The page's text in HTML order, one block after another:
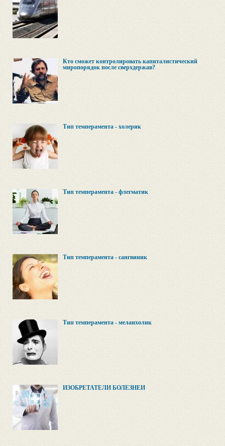
Кто сможет контролировать капиталистический
миропорядок после сверхдержав?
Тип темперамента - холерик
Тип темперамента - флегматик
Тип темперамента - сангвиник
Тип темперамента - меланхолик
ИЗОБРЕТАТЕЛИ БОЛЕЗНЕЙ